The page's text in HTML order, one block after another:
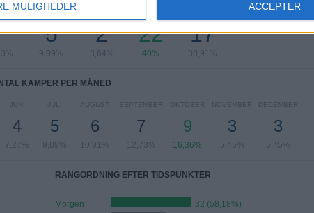
MULIGHEDER ACCEPTER
5
9,09%
2
3,64%
22
40%
17
30,91%
KAMPER PER MÅNED
JUNI
4
7,27%
JULI
5
9,09%
AUGUST
6
10,91%
SEPTEMBER
7
12,73%
OKTOBER
9
16,36%
NOVEMBER
3
5,45%
DECEMBER
3
5,45%
RANGORDNING EFTER TIDSPUNKTER
Morgen
32 (58,18%)